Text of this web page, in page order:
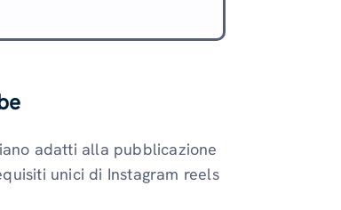
adatti alla pubblicazione
unici di Instagram reels